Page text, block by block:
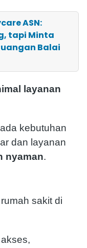
ASN:
tapi Minta
Balai
layanan
kebutuhan
dan layanan
nyaman.
sakit di